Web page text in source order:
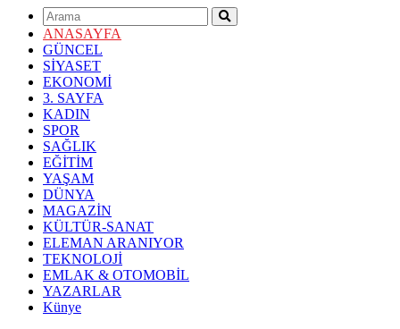
ANASAYFA
GÜNCEL
SİYASET
EKONOMİ
3. SAYFA
KADIN
SPOR
SAĞLIK
EĞİTİM
YAŞAM
DÜNYA
MAGAZİN
KÜLTÜR-SANAT
ELEMAN ARANIYOR
TEKNOLOJİ
EMLAK & OTOMOBİL
YAZARLAR
Künye